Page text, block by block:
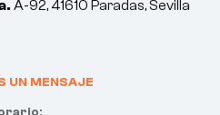
A-92, 41610 Paradas, Sevilla
UN MENSAJE